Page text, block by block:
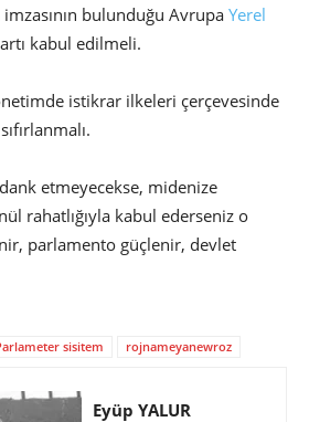
bulunduğu Avrupa Yerel
kabul edilmeli.
istikrar ilkeleri çerçevesinde
etmeyecekse, midenize
rahatlığıyla kabul ederseniz o
parlamento güçlenir, devlet
sisitem rojnameyanewroz
Eyüp YALUR